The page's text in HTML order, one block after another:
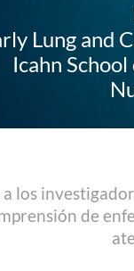
Lung and
Icahn
los
de